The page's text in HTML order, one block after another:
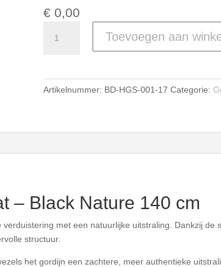
€ 0,00
Blackout
Toevoegen aan
Artikelnummer: BD-HGS-001-17 Categorie:
– Black Nature 140 cm
met een natuurlijke uitstraling. Dankzij de
structuur.
het gordijn een zachtere, meer authentieke